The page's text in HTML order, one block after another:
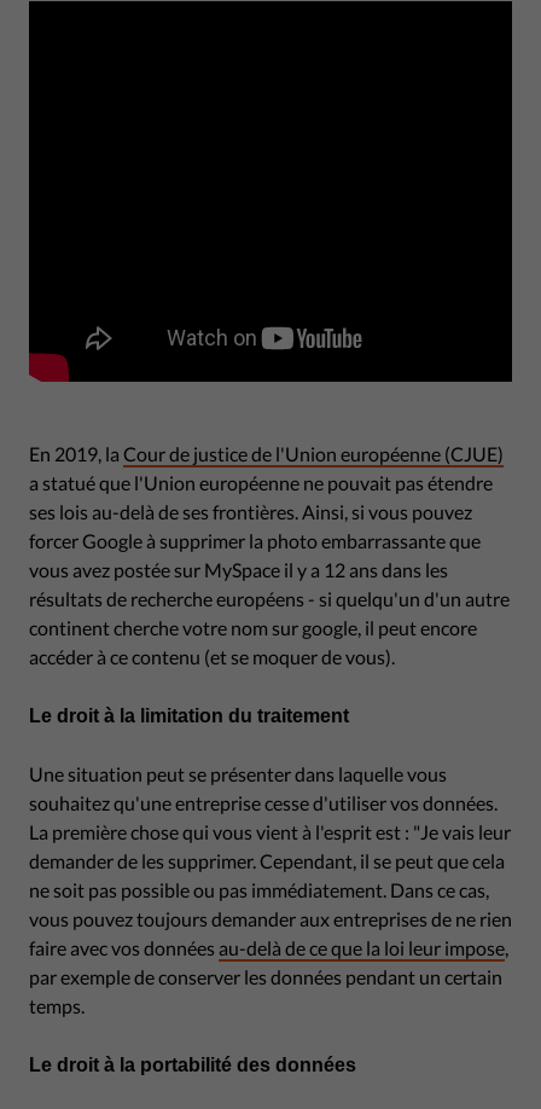
En 2019, la Cour de justice de l'Union européenne (CJUE)
a statué que l'Union européenne ne pouvait pas étendre
ses lois au-delà de ses frontières. Ainsi, si vous pouvez
forcer Google à supprimer la photo embarrassante que
vous avez postée sur MySpace il y a 12 ans dans les
résultats de recherche européens - si quelqu'un d'un autre
continent cherche votre nom sur google, il peut encore
accéder à ce contenu (et se moquer de vous).
Le droit à la limitation du traitement
Une situation peut se présenter dans laquelle vous
souhaitez qu'une entreprise cesse d'utiliser vos données.
La première chose qui vous vient à l'esprit est : "Je vais leur
demander de les supprimer. Cependant, il se peut que cela
ne soit pas possible ou pas immédiatement. Dans ce cas,
vous pouvez toujours demander aux entreprises de ne rien
faire avec vos données au-delà de ce que la loi leur impose
par exemple de conserver les données pendant un certain
temps.
Le droit à la portabilité des données